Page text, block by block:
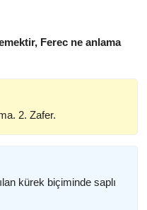
Ferec ne anlama
2. Zafer.
kürek biçiminde saplı